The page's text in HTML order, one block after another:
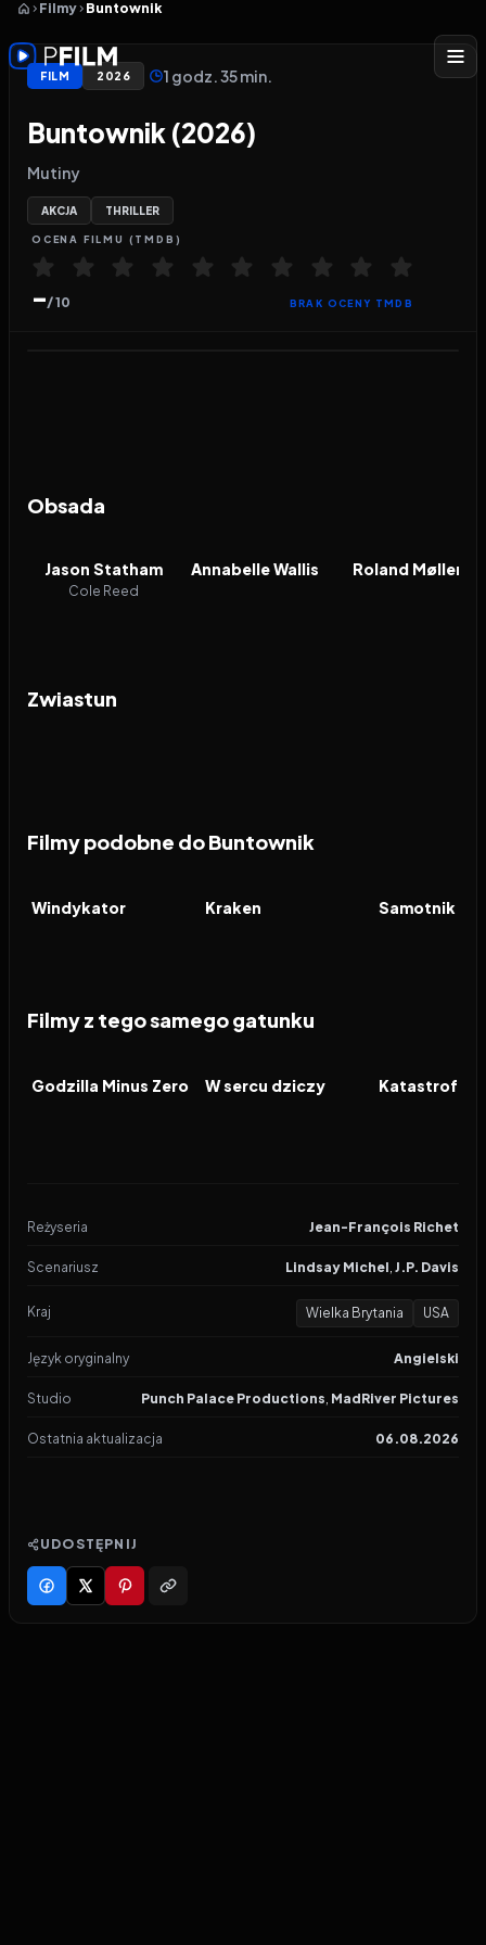
Filmy Buntownik
FILM 2026 1 godz. 35 min.
Buntownik (2026)
Mutiny
AKCJA THRILLER
OCENA FILMU (TMDB)
-/ 10 BRAK OCENY TMDB
Obsada
Jason Statham
Cole Reed
Annabelle Wallis Roland Møller
Zwiastun
Filmy podobne do Buntownik
FILM
Windykator FILM
Kraken FILM
Samotnik
Filmy z tego samego gatunku
FILM
Godzilla Minus Zero FILM
W sercu dziczy FILM
Katastrofa
Reżyseria Jean-François Richet
Scenariusz Lindsay Michel, J.P. Davis
Kraj Wielka Brytania USA
Język oryginalny Angielski
Studio Punch Palace Productions, MadRiver Pictures
Ostatnia aktualizacja 06.08.2026
UDOSTĘPNIJ